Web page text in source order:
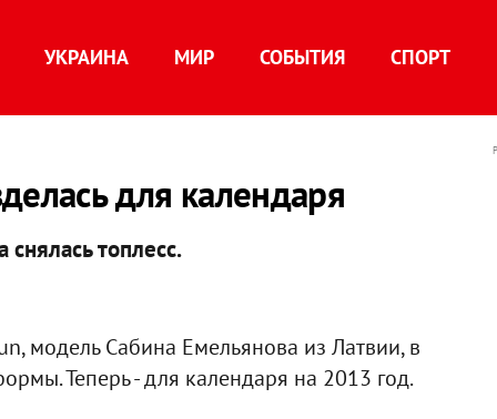
УКРАИНА МИР СОБЫТИЯ СПОРТ
для календаря
топлесс.
модель Сабина Емельянова из Латвии, в
Теперь - для календаря на 2013 год.